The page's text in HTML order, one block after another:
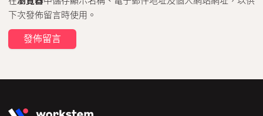
下次發佈留言時使用。